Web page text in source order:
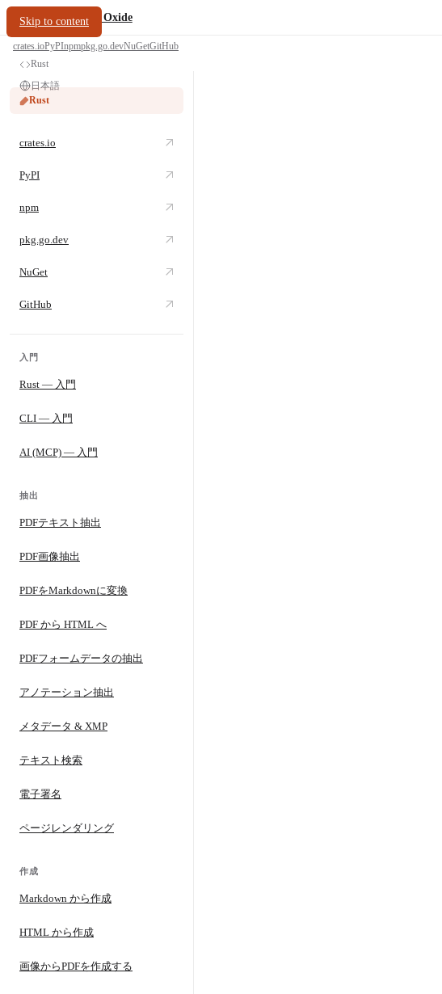
Skip to content
oxide.fyi/PDF Oxide
crates.ioPyPInpmpkg.go.devNuGetGitHub
Rust
日本語
Rust
crates.io
PyPI
npm
pkg.go.dev
NuGet
GitHub
入門
Rust — 入門
CLI — 入門
AI (MCP) — 入門
抽出
PDFテキスト抽出
PDF画像抽出
PDFをMarkdownに変換
PDF から HTML へ
PDFフォームデータの抽出
アノテーション抽出
メタデータ & XMP
テキスト検索
電子署名
ページレンダリング
作成
Markdown から作成
HTML から作成
画像からPDFを作成する